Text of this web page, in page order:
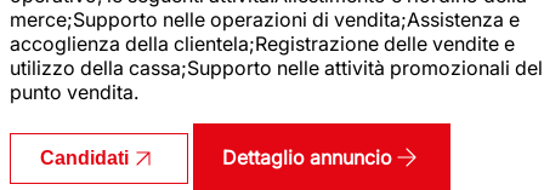
merce;Supporto nelle operazioni di vendita;Assistenza e
accoglienza della clientela;Registrazione delle vendite e
utilizzo della cassa;Supporto nelle attività promozionali del
punto vendita.
Candidati Dettaglio annuncio